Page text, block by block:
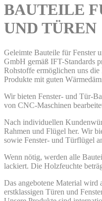
BAUTEILE
UND TÜREN
Geleimte Bauteile für Fenster
GmbH gemäß IFT-Standards
Rohstoffe ermöglichen uns
Produkte mit guten
Wir bieten Fenster- und Tür-
von CNC-Maschinen
Nach individuellen
Rahmen und Flügel her. Wir
sowie Fenster- und Türflügel
Wenn nötig, werden alle
lackiert. Die Holzfeuchte
Das angebotene Material wird
erstklassigen Türen und